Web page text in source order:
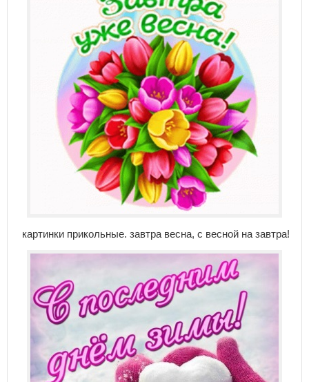
картинки прикольные. завтра весна, с весной на завтра!